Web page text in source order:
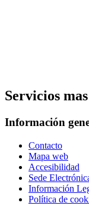
Servicios
Información
Contacto
Mapa web
Accesibilidad
Sede
Información
Política de